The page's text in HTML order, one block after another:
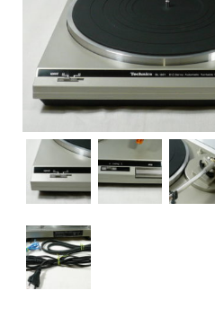
Naar Webwinkel